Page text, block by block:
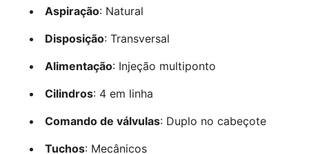
Aspiração: Natural
Disposição: Transversal
Alimentação: Injeção multiponto
Cilindros: 4 em linha
Comando de válvulas: Duplo no cabeçote
Tuchos: Mecânicos